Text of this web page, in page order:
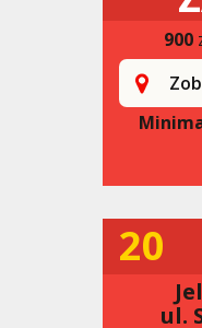
900
20
ul.